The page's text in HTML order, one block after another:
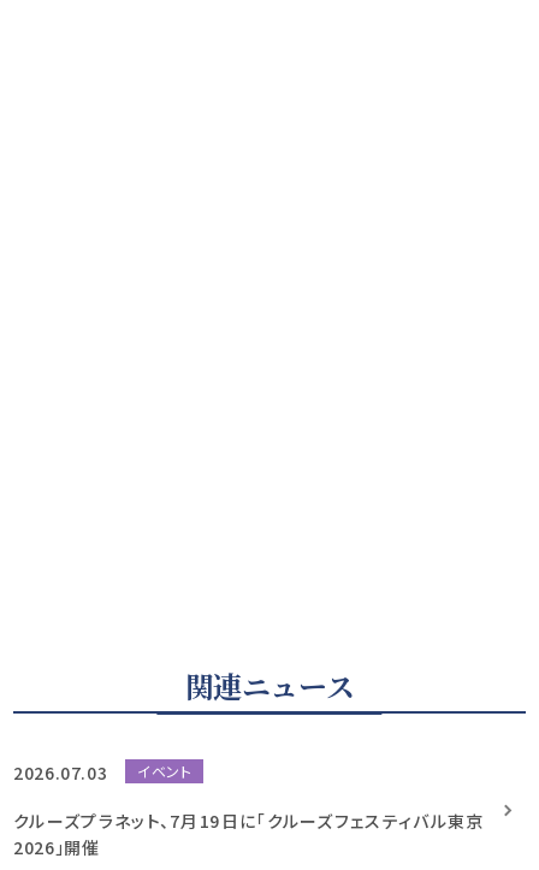
関連ニュース
2026.07.03 イベント
クルーズプラネット、7月19日に「クルーズフェスティバル東京
2026」開催